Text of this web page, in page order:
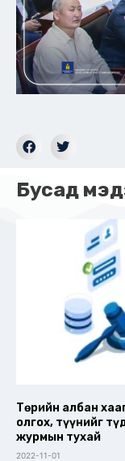
Бусад
Төрийн албан
олгох, түүнийг
журмын тухай
2022-11-01